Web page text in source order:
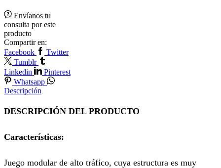
Envíanos tu
consulta por este
producto
Compartir en:
Facebook
Twitter
Tumblr
Linkedin
Pinterest
Whatsapp
Descripción
DESCRIPCIÓN DEL PRODUCTO
Características:
Juego modular de alto tráfico, cuya estructura es muy